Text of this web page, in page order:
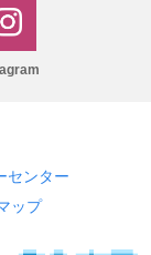
センター
ップ